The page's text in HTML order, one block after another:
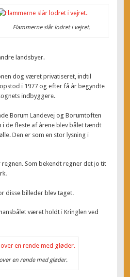
Flammerne slår lodret i vejret.
landsbyer.
dog været privatiseret, indtil
i 1977 og efter få år begyndte
indbyggere.
Borum Landevej og Borumtoften
i de fleste af årene blev bålet tændt
Den er som en stor lysning i
Som bekendt regner det jo tit
disse billeder blev taget.
været holdt i Kringlen ved
en rende med gløder.